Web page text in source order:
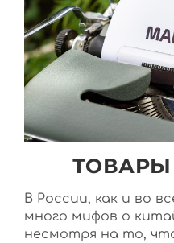
ТОВАРЫ
В России, как и во
много мифов о
несмотря на то,